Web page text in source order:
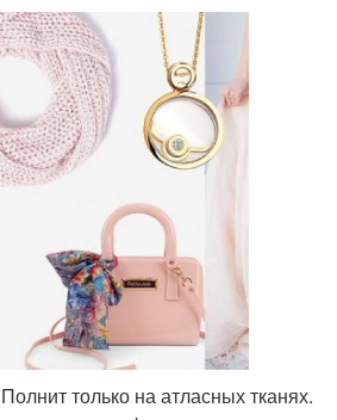
только на атласных тканях.